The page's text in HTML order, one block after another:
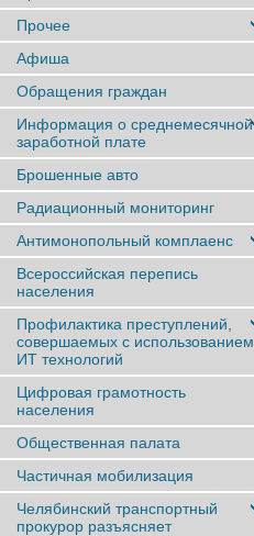
Прочее
Афиша
Обращения граждан
Информация о среднемесячной
заработной плате
Брошенные авто
Радиационный мониторинг
Антимонопольный комплаенс
Всероссийская перепись
населения
Профилактика преступлений,
совершаемых с использованием
ИТ технологий
Цифровая грамотность
населения
Общественная палата
Частичная мобилизация
Челябинский транспортный
прокурор разъясняет